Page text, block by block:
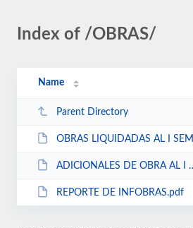
Index of /OBRAS/
Name
Parent Directory
OBRAS LIQUIDADAS AL I SEMESTRE 2024.pdf
ADICIONALES DE OBRA AL I SEMESTRE 2024.pdf
REPORTE DE INFOBRAS.pdf